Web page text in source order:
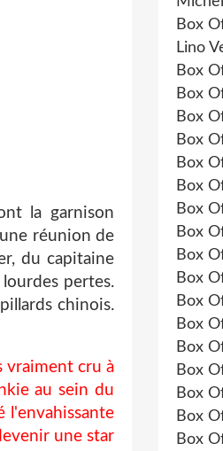
la garnison
réunion de
du capitaine
pertes.
chinois.
vraiment cru à
au sein du
l'envahissante
une star
Box
Lino
Box
Box
Box
Box
Box
Box
Box
Box
Box
Box
Box
Box
Box
Box
Box
Box
Box